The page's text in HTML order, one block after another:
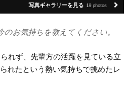
写真ギャラリーを見る 19 photos
のお気持ちを教えてください。
れず、先輩方の活躍を見ている立
れたという熱い気持ちで挑めたレ